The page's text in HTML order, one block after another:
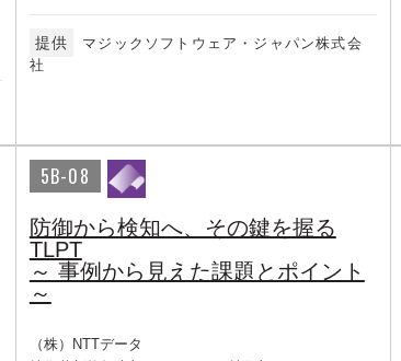
提供
マジックソフトウェア・ジャパン株式会
社
5B-08
防御から検知へ、その鍵を握る
TLPT
～ 事例から見えた課題とポイント
～
（株）NTTデータ